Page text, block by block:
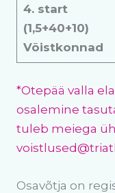
4. start
(1,5+40+10)
Võistkonnad
*Otepää valla
osalemine
tuleb meiega
Osavõtja on